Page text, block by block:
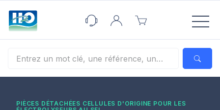
PIÈCES DÉTACHÉES CELLULES D'ORIGINE POUR LES